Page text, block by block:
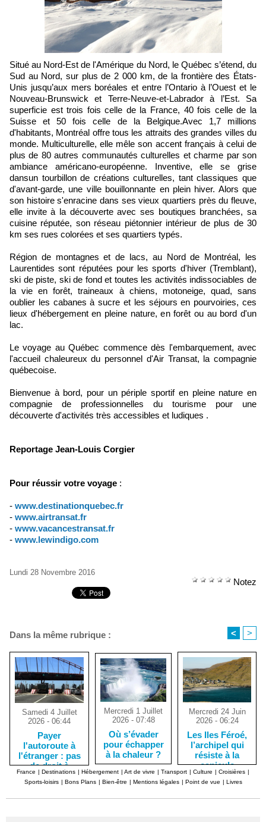
Situé au Nord-Est de l'Amérique du Nord, le Québec s’étend, du
Sud au Nord, sur plus de 2 000 km, de la frontière des États-
Unis jusqu’aux mers boréales et entre l’Ontario à l’Ouest et le
Nouveau-Brunswick et Terre-Neuve-et-Labrador à l’Est. Sa
superficie est trois fois celle de la France, 40 fois celle de la
Suisse et 50 fois celle de la Belgique.Avec 1,7 millions
d'habitants, Montréal offre tous les attraits des grandes villes du
monde. Multiculturelle, elle mêle son accent français à celui de
plus de 80 autres communautés culturelles et charme par son
ambiance américano-européenne. Inventive, elle se grise
dansun tourbillon de créations culturelles, tant classiques que
d'avant-garde, une ville bouillonnante en plein hiver. Alors que
son histoire s'enracine dans ses vieux quartiers près du fleuve,
elle invite à la découverte avec ses boutiques branchées, sa
cuisine réputée, son réseau piétonnier intérieur de plus de 30
km ses rues colorées et ses quartiers typés.
Région de montagnes et de lacs, au Nord de Montréal, les
Laurentides sont réputées pour les sports d'hiver (Tremblant),
ski de piste, ski de fond et toutes les activités indissociables de
la vie en forêt, traineaux à chiens, motoneige, quad, sans
oublier les cabanes à sucre et les séjours en pourvoiries, ces
lieux d'hébergement en pleine nature, en forêt ou au bord d'un
lac.
Le voyage au Québec commence dès l'embarquement, avec
l'accueil chaleureux du personnel d'Air Transat, la compagnie
québecoise.
Bienvenue à bord, pour un périple sportif en pleine nature en
compagnie de professionnelles du tourisme pour une
découverte d'activités très accessibles et ludiques .
Reportage Jean-Louis Corgier
Pour réussir votre voyage :
- www.destinationquebec.fr
- www.airtransat.fr
- www.vacancestransat.fr
- www.lewindigo.com
Lundi 28 Novembre 2016
Notez
Dans la même rubrique : < >
Samedi 4 Juillet
2026 - 06:44
Payer
l'autoroute à
l'étranger : pas
de droit à
l'erreur !
Mercredi 1 Juillet
2026 - 07:48
Où s’évader
pour échapper
à la chaleur ?
Mercredi 24 Juin
2026 - 06:24
Les Iles Féroé,
l’archipel qui
résiste à la
canicule
France | Destinations | Hébergement | Art de vivre | Transport | Culture | Croisières |
Sports-loisirs | Bons Plans | Bien-être | Mentions légales | Point de vue | Livres